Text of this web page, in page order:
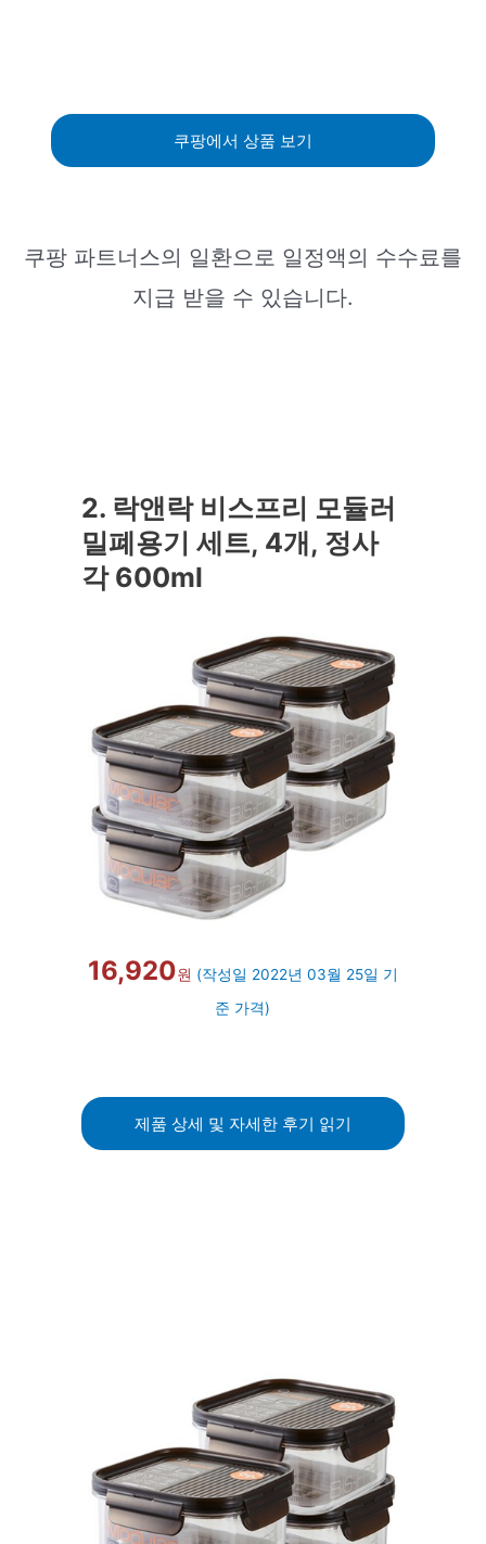
쿠팡에서 상품 보기
쿠팡 파트너스의 일환으로 일정액의 수수료를
지급 받을 수 있습니다.
2. 락앤락 비스프리 모듈러
밀폐용기 세트, 4개, 정사
각 600ml
16,920원 (작성일 2022년 03월 25일 기
준 가격)
제품 상세 및 자세한 후기 읽기